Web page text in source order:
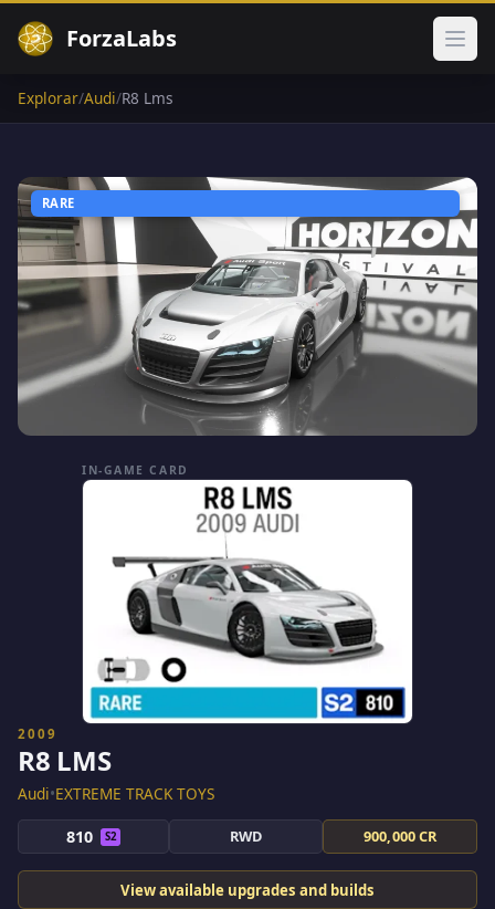
ForzaLabs
Explorar/Audi/R8 Lms
RARE
IN-GAME CARD
2009
R8 LMS
Audi•EXTREME TRACK TOYS
810 S2 RWD 900,000 CR
View available upgrades and builds